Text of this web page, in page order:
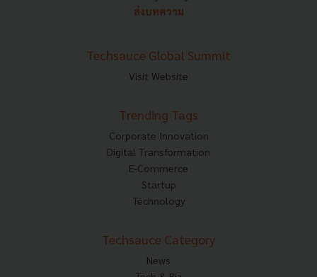
ส่งบทความ
Techsauce Global Summit
Visit Website
Trending Tags
Corporate Innovation
Digital Transformation
E-Commerce
Startup
Technology
Techsauce Category
News